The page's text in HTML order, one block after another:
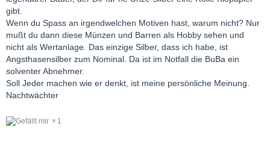
gibt.
Wenn du Spass an irgendwelchen Motiven hast, warum nicht? Nur
mußt du dann diese Münzen und Barren als Hobby sehen und
nicht als Wertanlage. Das einzige Silber, dass ich habe, ist
Angsthasensilber zum Nominal. Da ist im Notfall die BuBa ein
solventer Abnehmer.
Soll Jeder machen wie er denkt, ist meine persönliche Meinung.
Nachtwächter
1